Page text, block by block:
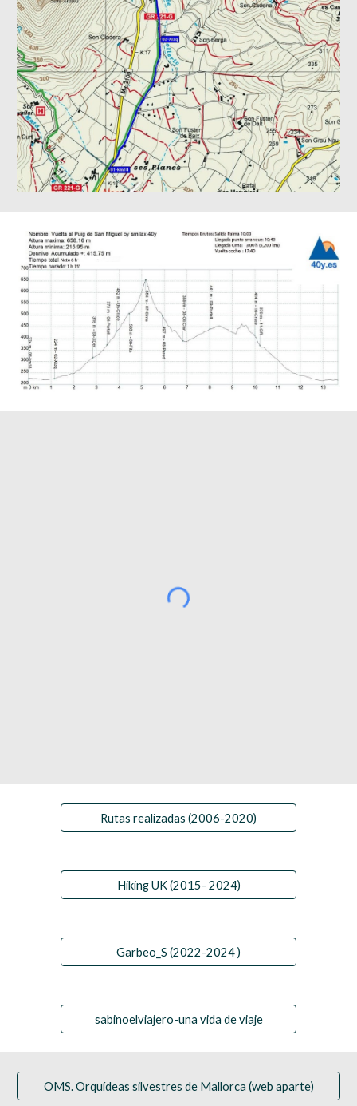
Rutas realizadas (2006-2020)
Hiking UK (2015- 2024)
Garbeo_S (2022-2024 )
sabinoelviajero-una vida de viaje
OMS. Orquídeas silvestres de Mallorca (web aparte)